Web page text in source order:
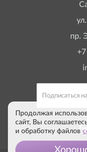
пр.
Продолжая
сайт, Вы
и обработку файлов